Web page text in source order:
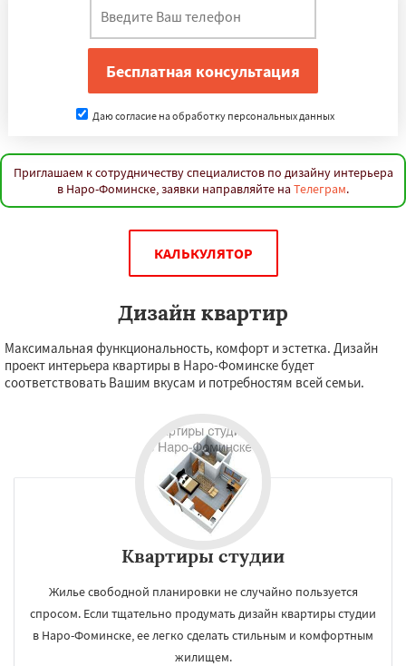
Даю согласие на обработку персональных данных
Приглашаем к сотрудничеству специалистов по дизайну интерьера
в Наро-Фоминске, заявки направляйте на Телеграм.
КАЛЬКУЛЯТОР
Дизайн квартир
Максимальная функциональность, комфорт и эстетка. Дизайн
проект интерьера квартиры в Наро-Фоминске будет
соответствовать Вашим вкусам и потребностям всей семьи.
Квартиры студии
Жилье свободной планировки не случайно пользуется
спросом. Если тщательно продумать дизайн квартиры студии
в Наро-Фоминске, ее легко сделать стильным и комфортным
жилищем.